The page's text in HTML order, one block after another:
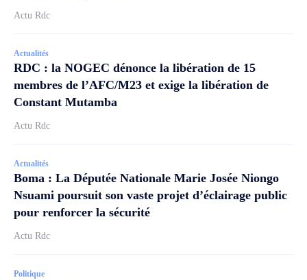
Actu Rdc
Actualités
RDC : la NOGEC dénonce la libération de 15
membres de l’AFC/M23 et exige la libération de
Constant Mutamba
Actu Rdc
Actualités
Boma : La Députée Nationale Marie Josée Niongo
Nsuami poursuit son vaste projet d’éclairage public
pour renforcer la sécurité
Actu Rdc
Politique